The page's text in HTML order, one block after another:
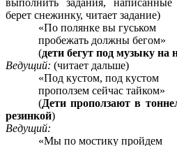
выполнить задания,
берет снежинку, читает задание)
«По полянке вы гуськом
пробежать должны бегом»
(дети бегут под музыку на
Ведущий: (читает дальше)
«Под кустом, под кустом
проползем сейчас тайком»
(Дети проползают в
резинкой)
Ведущий:
«Мы по мостику пройдем